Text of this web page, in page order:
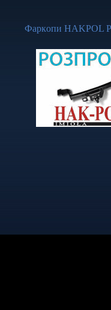
Фapкoпи НАKРОL